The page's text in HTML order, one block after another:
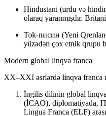
Hindustani (urdu və hindin
olaraq yaranmışdır.
Tok-писин (Yeni
yüzədən çox etnik qrupu
Modern global linqva franca
XX–XXI əsrlərdə linqva franca
İngilis dilinin global
(İCAO), diplomatiyada,
Lingua Franca (ELF)